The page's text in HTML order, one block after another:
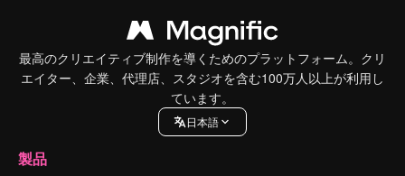
最高のクリエイティブ制作を導くためのプラットフォーム。クリ
エイター、企業、代理店、スタジオを含む100万人以上が利用し
ています。
日本語
製品